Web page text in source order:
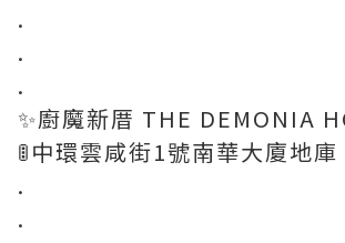
.
.
.
✨廚魔新厝 THE DEMONIA
🚦中環雲咸街1號南華大廈地庫
.
.